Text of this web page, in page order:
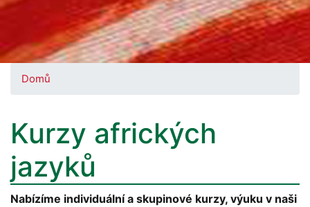
Domů
Kurzy afrických
jazyků
Nabízíme individuální a skupinové kurzy, výuku v naši